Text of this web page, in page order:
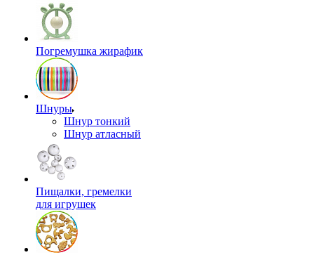
Погремушка жирафик
Шнуры
Шнур тонкий
Шнур атласный
Пищалки, гремелки
для игрушек